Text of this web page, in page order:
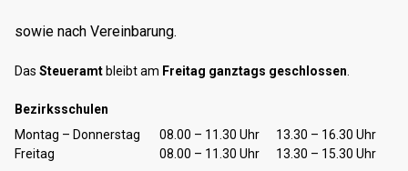
sowie nach Vereinbarung.
Das Steueramt bleibt am Freitag ganztags geschlossen.
Bezirksschulen
TagÖffnungszeiten Vormittag Öffnungszeiten Nachmittag
Montag – Donnerstag 08.00 – 11.30 Uhr
13.30 – 16.30 Uhr
Freitag
08.00 – 11.30 Uhr 13.30 – 15.30 Uhr